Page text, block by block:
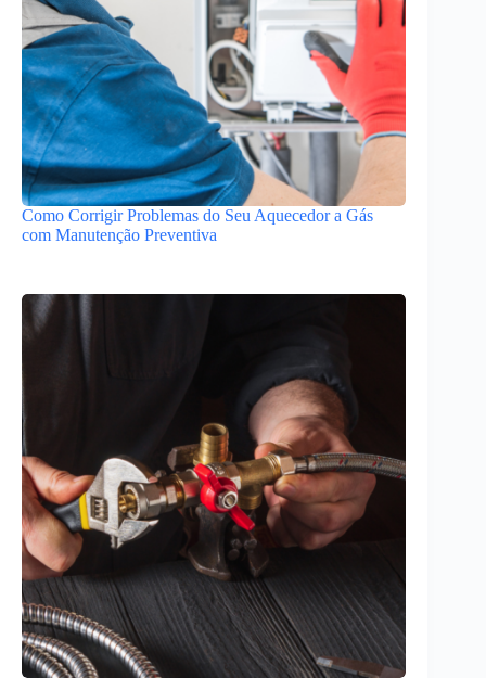
Como Corrigir Problemas do Seu Aquecedor a Gás
com Manutenção Preventiva